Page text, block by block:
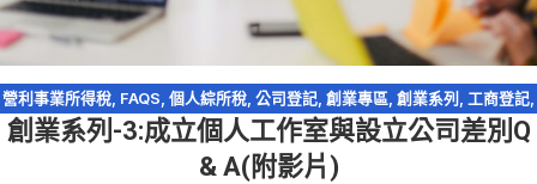
營利事業所得稅 FAQS 個人綜所稅 公司登記 創業專區 創業系列 工商登記
有限公司
,行號(獨資合夥事業)
創業系列-3:成立個人工作室與設立公司差別Q
& A(附影片)